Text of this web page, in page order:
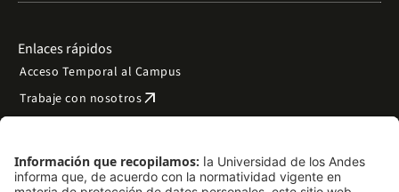
Enlaces rápidos
Acceso Temporal al Campus
Trabaje con nosotrosarrow_outward
Preguntas frecuentes
Filantropía y donacionesarrow_outward